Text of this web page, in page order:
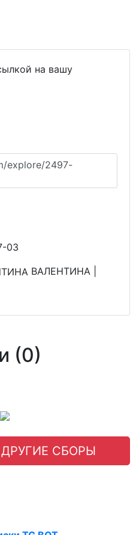
на вашу
explore/2497-
03
ВАЛЕНТИНА |
(0)
СБОРЫ